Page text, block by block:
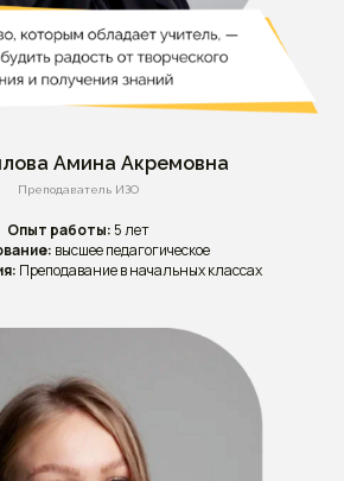
Амина Акремовна
Преподаватель ИЗО
Опыт работы: 5 лет
высшее педагогическое
Преподавание в начальных классах